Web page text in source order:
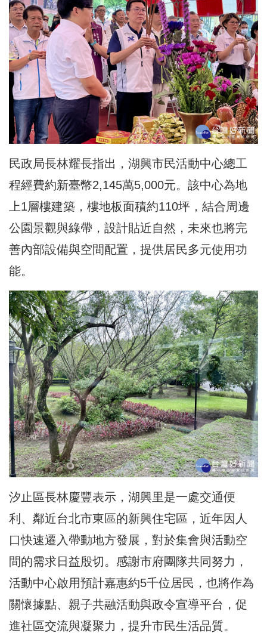
民政局長林耀長指出，湖興市民活動中心總工
程經費約新臺幣2,145萬5,000元。該中心為地
上1層樓建築，樓地板面積約110坪，結合周邊
公園景觀與綠帶，設計貼近自然，未來也將完
善內部設備與空間配置，提供居民多元使用功
能。
汐止區長林慶豐表示，湖興里是一處交通便
利、鄰近台北市東區的新興住宅區，近年因人
口快速遷入帶動地方發展，對於集會與活動空
間的需求日益殷切。感謝市府團隊共同努力，
活動中心啟用預計嘉惠約5千位居民，也將作為
關懷據點、親子共融活動與政令宣導平台，促
進社區交流與凝聚力，提升市民生活品質。